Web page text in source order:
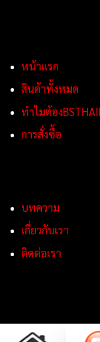
หน้าแรก
สินค้าทั้งหมด
ทำไมต้อง
การสั่งซื้อ
บทความ
เกี่ยวกับเรา
ติดต่อเรา